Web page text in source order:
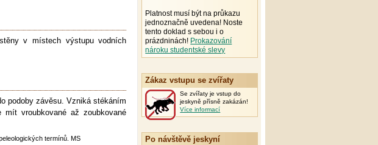
v místech výstupu vodních
podoby závěsu. Vzniká stékáním
vroubkované až zoubkované
termínů. MS
Platnost musí být na průkazu
jednoznačně uvedena! Noste
tento doklad s sebou i o
prázdninách! Prokazování
nároku studentské slevy
Zákaz vstupu se zvířaty
Se zvířaty je vstup do
jeskyně přísně zakázán!
Více informací
Po návštěvě jeskyní